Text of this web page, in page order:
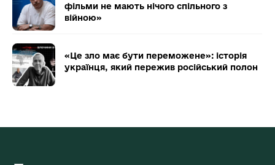
фільми не мають нічого спільного з
війною»
«Це зло має бути переможене»: історія
українця, який пережив російський полон